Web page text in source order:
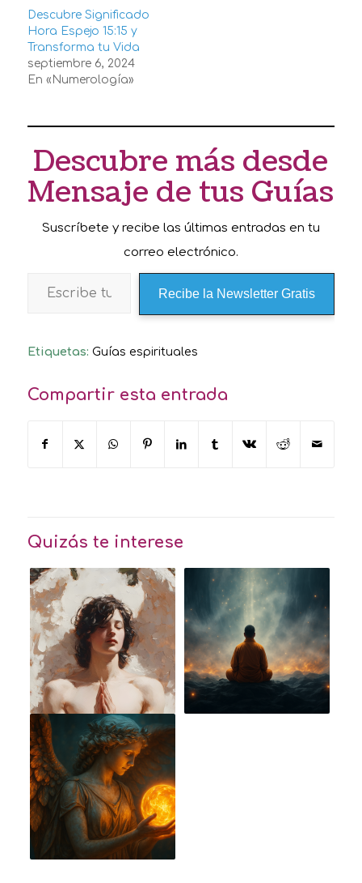
Descubre Significado
Hora Espejo 15:15 y
Transforma tu Vida
septiembre 6, 2024
En «Numerología»
Descubre más desde
Mensaje de tus Guías
Suscríbete y recibe las últimas entradas en tu
correo electrónico.
Recibe la Newsletter Gratis
Etiquetas: Guías espirituales
Compartir esta entrada
Quizás te interese